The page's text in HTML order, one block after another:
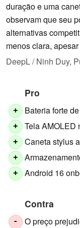
duração e uma
observam que seu
alternativas
menos clara,
DeepL / Ninh Duy,
Pro
+ Bateria forte
+ Tela AMOLED
+ Caneta stylus
+
+ Android 16
Contra
- O preço